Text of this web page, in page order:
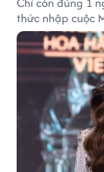
thức nhập cuộc